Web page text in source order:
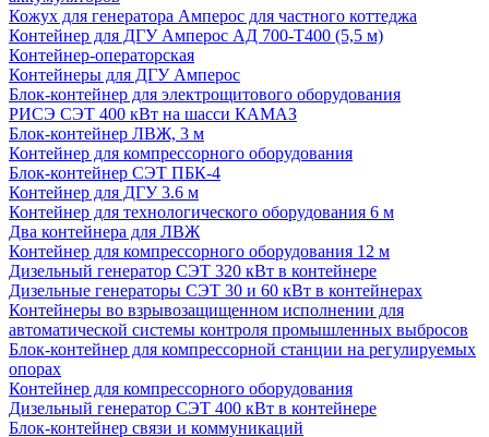
Кожух для генератора Амперос для частного коттеджа
Контейнер для ДГУ Амперос АД 700-Т400 (5,5 м)
Контейнер-операторская
Контейнеры для ДГУ Амперос
Блок-контейнер для электрощитового оборудования
РИСЭ СЭТ 400 кВт на шасси КАМАЗ
Блок-контейнер ЛВЖ, 3 м
Контейнер для компрессорного оборудования
Блок-контейнер СЭТ ПБК-4
Контейнер для ДГУ 3.6 м
Контейнер для технологического оборудования 6 м
Два контейнера для ЛВЖ
Контейнер для компрессорного оборудования 12 м
Дизельный генератор СЭТ 320 кВт в контейнере
Дизельные генераторы СЭТ 30 и 60 кВт в контейнерах
Контейнеры во взрывозащищенном исполнении для
автоматической системы контроля промышленных выбросов
Блок-контейнер для компрессорной станции на регулируемых
опорах
Контейнер для компрессорного оборудования
Дизельный генератор СЭТ 400 кВт в контейнере
Блок-контейнер связи и коммуникаций